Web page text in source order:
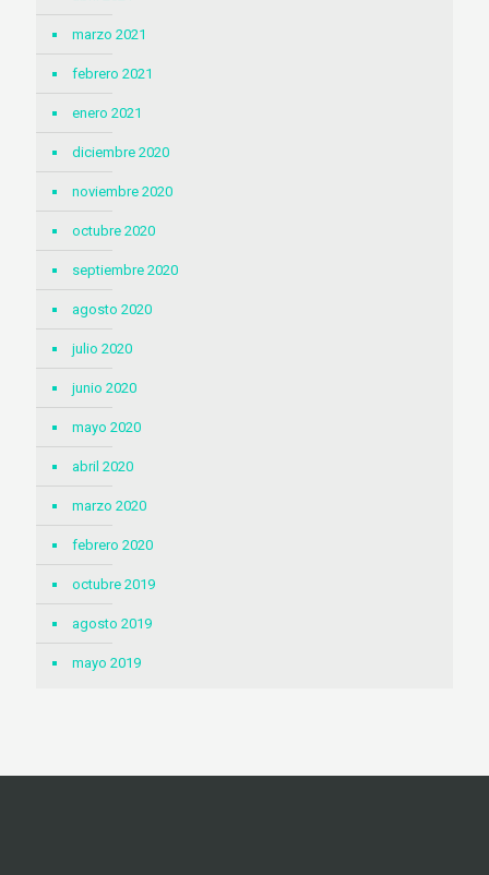
marzo 2021
febrero 2021
enero 2021
diciembre 2020
noviembre 2020
octubre 2020
septiembre 2020
agosto 2020
julio 2020
junio 2020
mayo 2020
abril 2020
marzo 2020
febrero 2020
octubre 2019
agosto 2019
mayo 2019